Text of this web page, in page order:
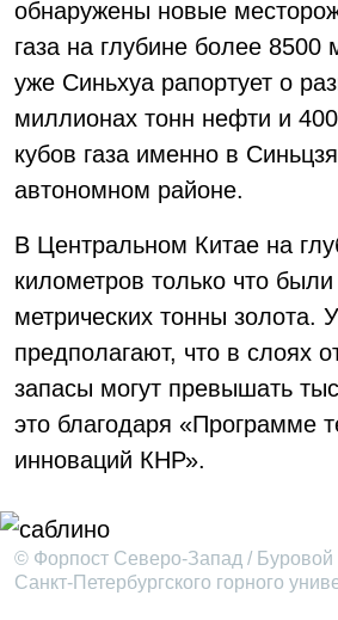
обнаружены новые
газа на глубине более 8500
уже Синьхуа рапортует о
миллионах тонн нефти и
кубов газа именно в
автономном районе.
В Центральном Китае на
километров только что
метрических тонны золота.
предполагают, что в слоях
запасы могут превышать
это благодаря «Программе
инноваций КНР».
© Форпост Северо-Запад / Буровой
Санкт-Петербургского горного